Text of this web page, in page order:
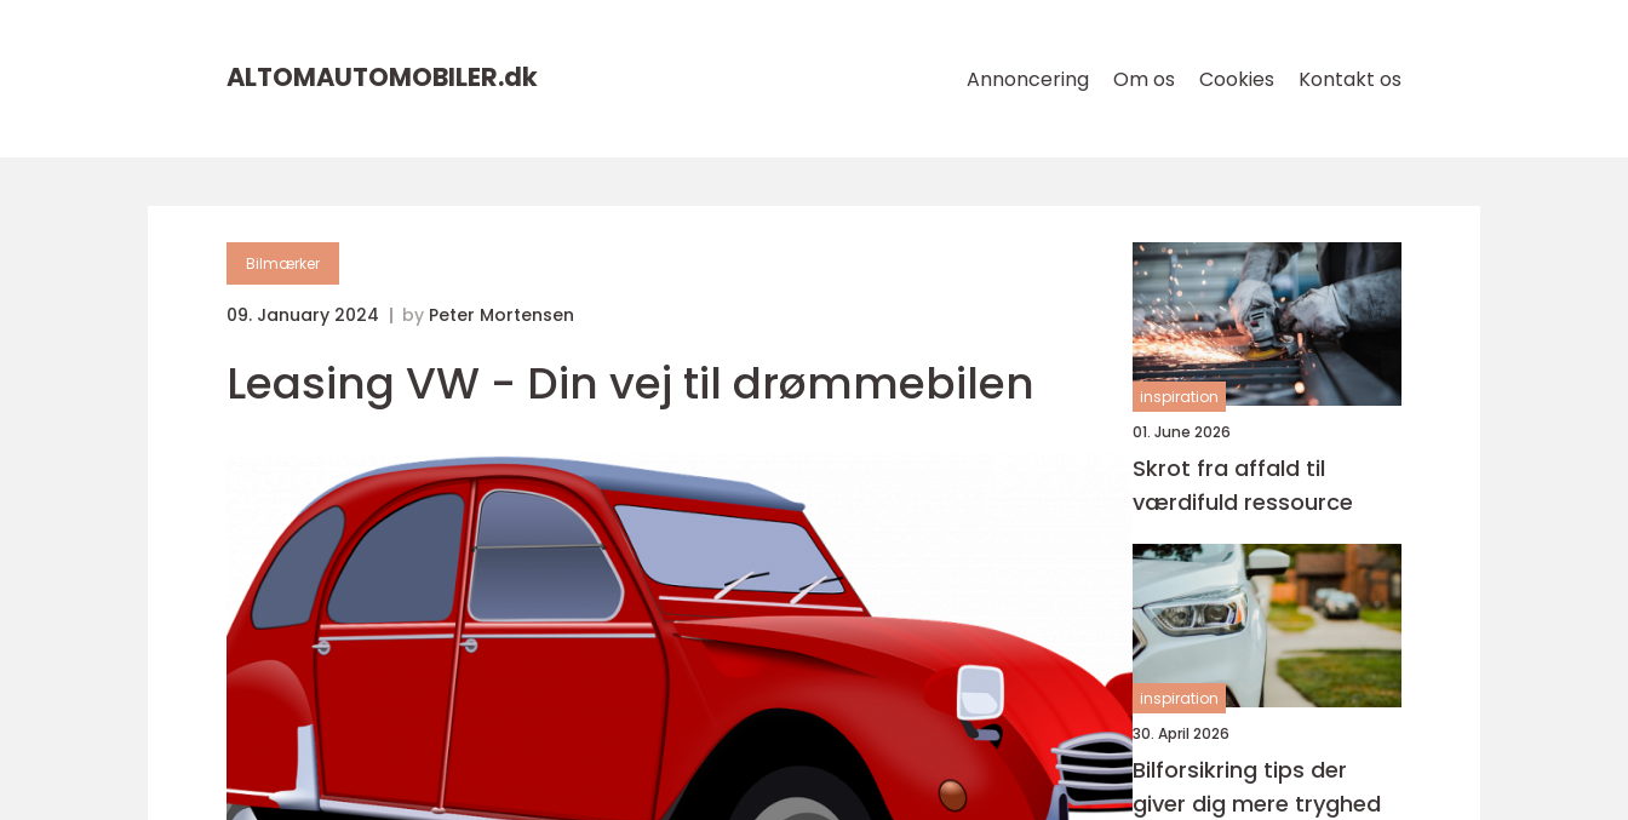
ALTOMAUTOMOBILER.dk Annoncering Om os Cookies Kontakt os
Bilmærker
09. January 2024 by Peter Mortensen
Leasing VW - Din vej til drømmebilen
inspiration
01. June 2026
Skrot fra affald til
værdifuld ressource
inspiration
30. April 2026
Bilforsikring tips der
giver dig mere tryghed